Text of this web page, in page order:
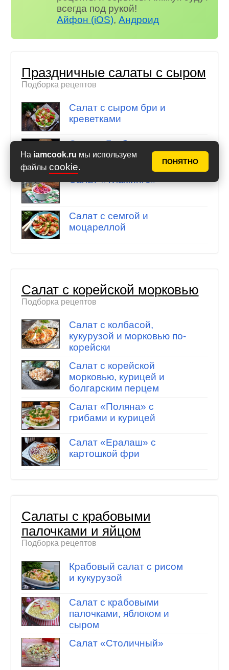
На iamcook.ru мы используем
файлы cookie.
ПОНЯТНО
всегда под рукой!
Айфон (iOS),Андроид
Праздничные салаты с сыром
Подборка рецептов
Салат с сыром бри и
креветками
Салат «Грибная поляна»
с ветчиной
Салат «Фламинго»
Салат с семгой и
моцареллой
Салат с корейской морковью
Подборка рецептов
Салат с колбасой,
кукурузой и морковью по-
корейски
Салат с корейской
морковью, курицей и
болгарским перцем
Салат «Поляна» с
грибами и курицей
Салат «Ералаш» с
картошкой фри
Салаты с крабовыми
палочками и яйцом
Подборка рецептов
Крабовый салат с рисом
и кукурузой
Салат с крабовыми
палочками, яблоком и
сыром
Салат «Столичный»